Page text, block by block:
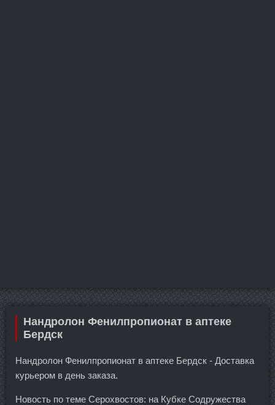
Нандролон Фенилпропионат в аптеке
Бердск
Нандролон Фенилпропионат в аптеке Бердск - Доставка
курьером в день заказа.
Новость по теме Серохвостов: на Кубке Содружества